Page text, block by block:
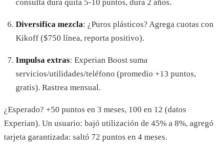
consulta dura quita 5-10 puntos, dura 2 años.
Diversifica mezcla: ¿Puros plásticos? Agrega cuotas con
Kikoff ($750 línea, reporta positivo).
Impulsa extras: Experian Boost suma
servicios/utilidades/teléfono (promedio +13 puntos,
gratis). Rastrea mensual.
¿Esperado? +50 puntos en 3 meses, 100 en 12 (datos
Experian). Un usuario: bajó utilización de 45% a 8%, agregó
tarjeta garantizada: saltó 72 puntos en 4 meses.